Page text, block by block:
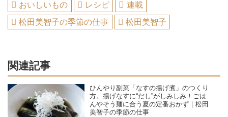
おいしいもの レシピ
連載
松田美智子の季節の仕事
松田美智子
関連記事
ひんやり副菜「なすの揚げ煮」のつくり
方。揚げなすに“だし”がしみしみ！ごは
んやそう麺に合う夏の定番おかず｜松田
美智子の季節の仕事